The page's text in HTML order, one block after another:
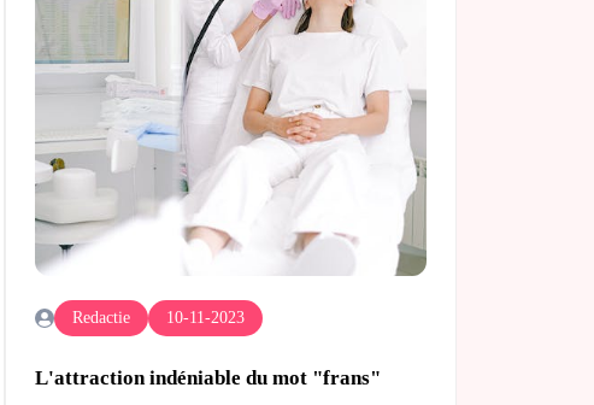
Redactie 10-11-2023
L'attraction indéniable du mot "frans"